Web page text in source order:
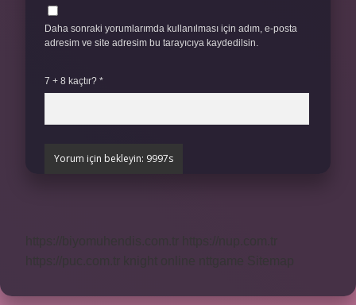
Daha sonraki yorumlarımda kullanılması için adım, e-posta
adresim ve site adresim bu tarayıcıya kaydedilsin.
7 + 8 kaçtır? *